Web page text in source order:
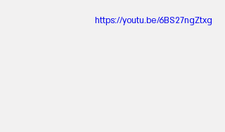
https://youtu.be/6BS27ngZtxg